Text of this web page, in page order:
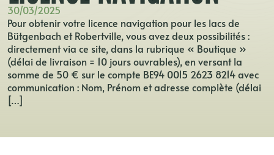
30/03/2025
Pour obtenir votre licence navigation pour les lacs de
Bütgenbach et Robertville, vous avez deux possibilités :
directement via ce site, dans la rubrique « Boutique »
(délai de livraison = 10 jours ouvrables), en versant la
somme de 50 € sur le compte BE94 0015 2623 8214 avec
communication : Nom, Prénom et adresse complète (délai
[…]